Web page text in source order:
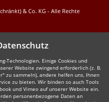
& Co. KG - Alle Rechte
Technologien. Einige Cookies und
Website zwingend erforderlich (z. B.
zu sammeln), andere helfen uns, Ihnen
zu bieten. Wir binden so auch Tools
und Vimeo auf unserer Website ein.
personenbezogene Daten an